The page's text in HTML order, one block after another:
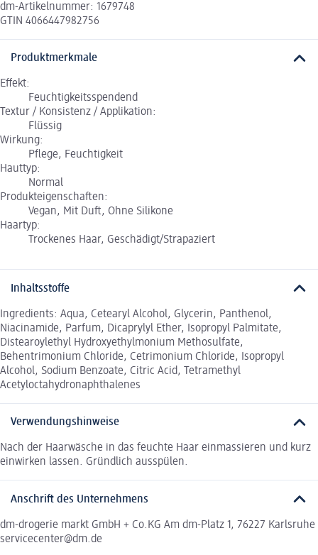
dm-Artikelnummer: 1679748
GTIN 4066447982756
Produktmerkmale
Effekt:
Feuchtigkeitsspendend
Textur / Konsistenz / Applikation:
Flüssig
Wirkung:
Pflege, Feuchtigkeit
Hauttyp:
Normal
Produkteigenschaften:
Vegan, Mit Duft, Ohne Silikone
Haartyp:
Trockenes Haar, Geschädigt/Strapaziert
Inhaltsstoffe
Ingredients: Aqua, Cetearyl Alcohol, Glycerin, Panthenol,
Niacinamide, Parfum, Dicaprylyl Ether, Isopropyl Palmitate,
Distearoylethyl Hydroxyethylmonium Methosulfate,
Behentrimonium Chloride, Cetrimonium Chloride, Isopropyl
Alcohol, Sodium Benzoate, Citric Acid, Tetramethyl
Acetyloctahydronaphthalenes
Verwendungshinweise
Nach der Haarwäsche in das feuchte Haar einmassieren und kurz
einwirken lassen. Gründlich ausspülen.
Anschrift des Unternehmens
dm-drogerie markt GmbH + Co.KG Am dm-Platz 1, 76227 Karlsruhe
servicecenter@dm.de